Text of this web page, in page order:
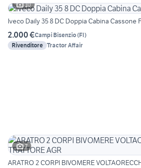
10
Iveco Daily 35 8 DC Doppia Cabina Cassone
2.000 €Campi Bisenzio(FI)
Rivenditore Tractor Affair
7
ARATRO 2 CORPI BIVOMERE